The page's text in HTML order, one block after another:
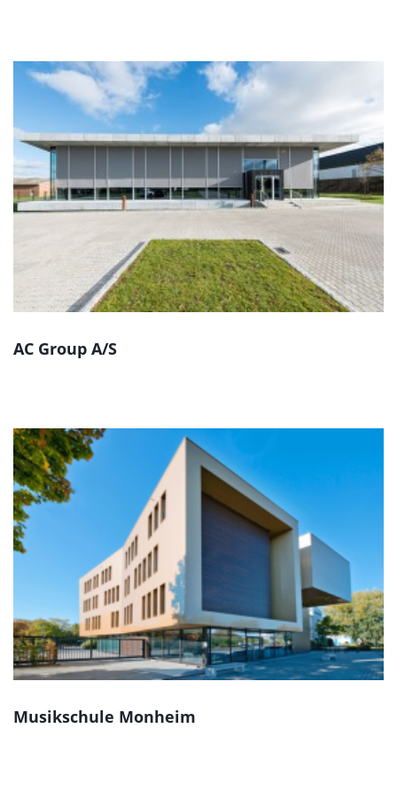
AC Group A/S
Musikschule Monheim